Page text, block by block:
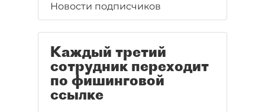
Новости подписчиков
Каждый третий
сотрудник переходит
по фишинговой
ссылке